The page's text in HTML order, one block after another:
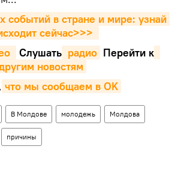
событий в стране и мире: узнай
сейчаc>>>
Cлушать радио Перейти к
новостям
, что мы сообщаем в OK
В Молдове молодежь Молдова
причины